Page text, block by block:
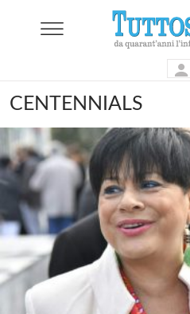
CENTENNIALS